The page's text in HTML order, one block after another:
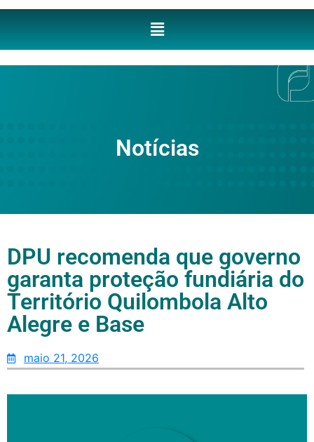
Notícias
DPU recomenda que governo
garanta proteção fundiária do
Território Quilombola Alto
Alegre e Base
maio 21, 2026